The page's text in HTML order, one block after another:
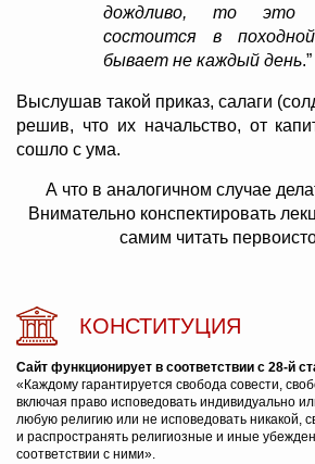
дождливо, то это
состоится в
бывает не каждый день.”
Выслушав такой приказ, салаги
решив, что их начальство, от
сошло с ума.
А что в аналогичном случае
Внимательно конспектировать
самим читать
КОНСТИТУЦИЯ
Сайт функционирует в соответствии с 28-й
«Каждому гарантируется свобода совести,
включая право исповедовать индивидуально
любую религию или не исповедовать никакой,
и распространять религиозные и иные
соответствии с ними».